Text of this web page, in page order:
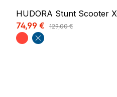
HUDORA Stunt Scooter
Verkaufspreis:
74,99 € Regulärer Preis:
129,00 €